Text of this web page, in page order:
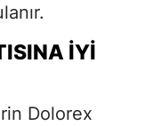
İYI
Dolorex